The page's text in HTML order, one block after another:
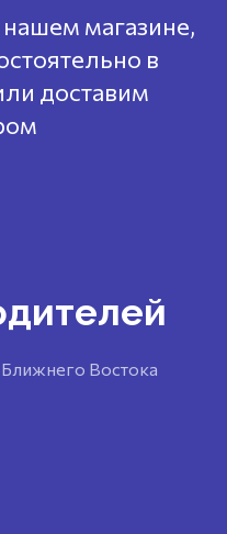
магазине,
в
доставим
Востока